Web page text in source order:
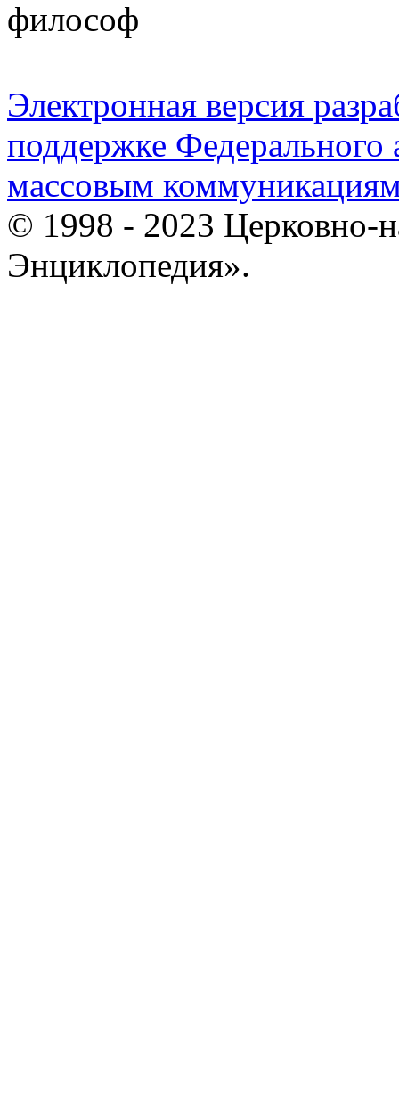
философ
Электронная версия
поддержке Федерального
массовым
© 1998 - 2023 Церковно-
Энциклопедия».